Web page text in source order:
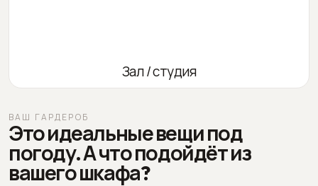
Зал / студия
ВАШ ГАРДЕРОБ
Это идеальные вещи под
погоду. А что подойдёт из
вашего шкафа?